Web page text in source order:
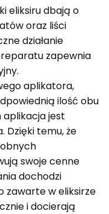
eliksiru dbają o
oraz liści
działanie
zapewnia
aplikatora,
ilość obu
jest
Dzięki temu, że
swoje cenne
dochodzi
zawarte w eliksirze
i docierają